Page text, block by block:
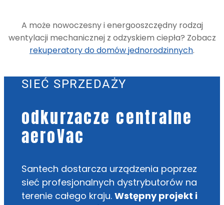
A może nowoczesny i energooszczędny rodzaj
wentylacji mechanicznej z odzyskiem ciepła? Zobacz
rekuperatory do domów jednorodzinnych.
SIEĆ SPRZEDAŻY
odkurzacze centralne
aeroVac
Santech dostarcza urządzenia poprzez
sieć profesjonalnych dystrybutorów na
terenie całego kraju. Wstępny projekt i